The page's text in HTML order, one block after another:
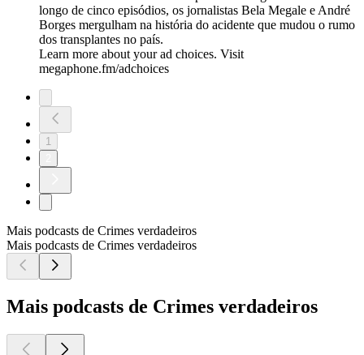
longo de cinco episódios, os jornalistas Bela Megale e André
Borges mergulham na história do acidente que mudou o rumo
dos transplantes no país.
Learn more about your ad choices. Visit
megaphone.fm/adchoices
1
Mais podcasts de Crimes verdadeiros
Mais podcasts de Crimes verdadeiros
Mais podcasts de Crimes verdadeiros